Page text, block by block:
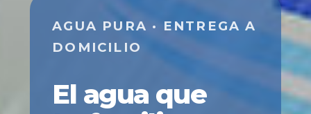
AGUA PURA · ENTREGA A
DOMICILIO
El agua que